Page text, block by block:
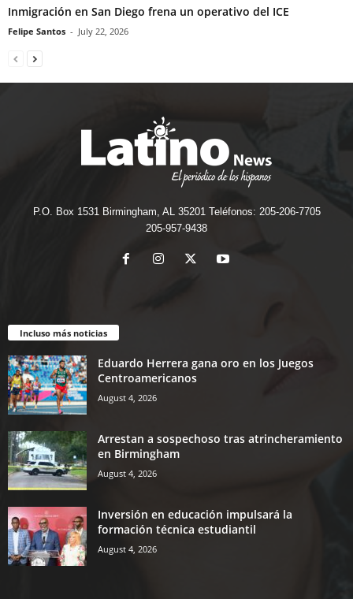
Inmigración en San Diego frena un operativo del ICE
Felipe Santos - July 22, 2026
P.O. Box 1531 Birmingham, AL 35201 Teléfonos: 205-206-7705
205-957-9438
Incluso más noticias
Eduardo Herrera gana oro en los Juegos
Centroamericanos
August 4, 2026
Arrestan a sospechoso tras atrincheramiento
en Birmingham
August 4, 2026
Inversión en educación impulsará la
formación técnica estudiantil
August 4, 2026